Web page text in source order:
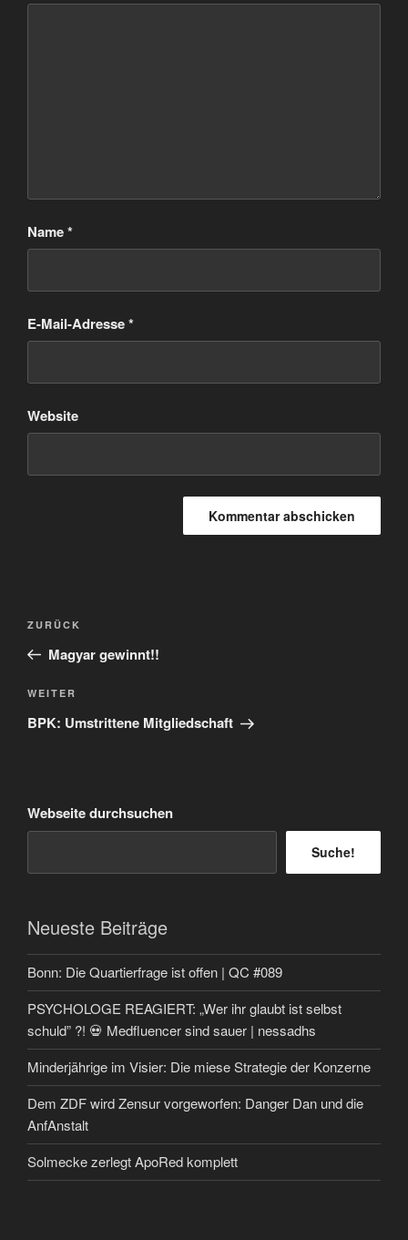
Name*
E-Mail-Adresse*
Website
Beitragsnavigation
Vorheriger
Beitrag
ZURÜCK
Magyar gewinnt!!
Nächster
Beitrag
WEITER
BPK: Umstrittene Mitgliedschaft
Webseite durchsuchen
Suche!
Neueste Beiträge
Bonn: Die Quartierfrage ist offen | QC #089
PSYCHOLOGE REAGIERT: „Wer ihr glaubt ist selbst
schuld” ?! 💀 Medfluencer sind sauer | nessadhs
Minderjährige im Visier: Die miese Strategie der Konzerne
Dem ZDF wird Zensur vorgeworfen: Danger Dan und die
AnfAnstalt
Solmecke zerlegt ApoRed komplett